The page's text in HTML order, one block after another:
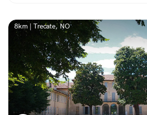
8km | Trecate, NO